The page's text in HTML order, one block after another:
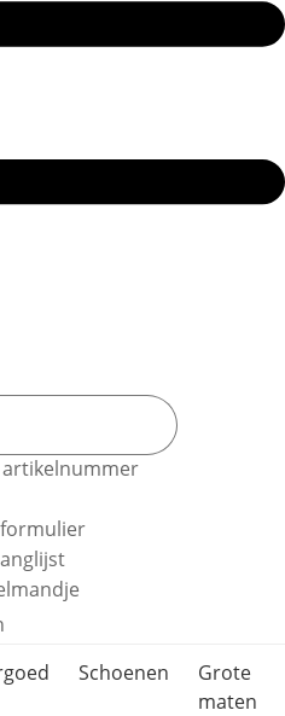
Schoenen
Grote
maten